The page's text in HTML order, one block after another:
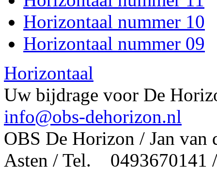
Horizontaal nummer 10
Horizontaal nummer 09
Horizontaal
Uw bijdrage voor De
info@obs-dehorizon.nl
OBS De Horizon / Jan van
Asten / Tel. 0493670141